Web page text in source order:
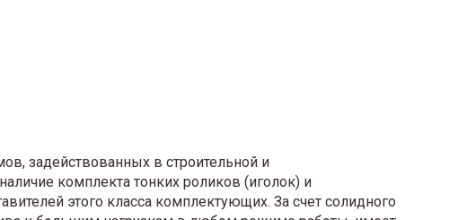
задействованных в строительной и
комплекта тонких роликов (иголок) и
этого класса комплектующих. За счет солидного